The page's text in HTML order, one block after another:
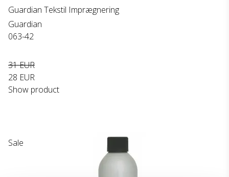
Guardian Tekstil Imprægnering
Guardian
063-42
31 EUR
28 EUR
Show product
Sale